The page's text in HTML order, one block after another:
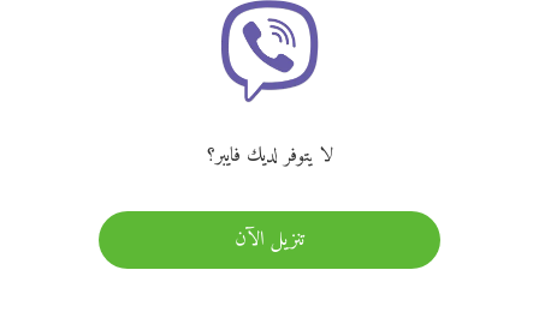
لا يتوفر لديك فايبر؟
تنزيل الآن